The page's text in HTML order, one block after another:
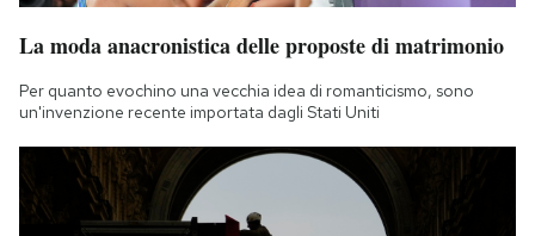
La moda anacronistica delle proposte di matrimonio
Per quanto evochino una vecchia idea di romanticismo, sono
un'invenzione recente importata dagli Stati Uniti